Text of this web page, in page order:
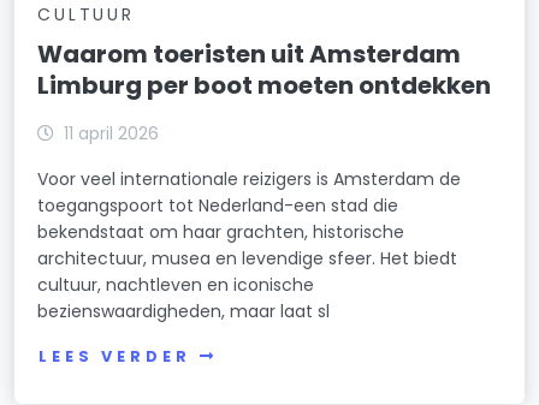
CULTUUR
Waarom toeristen uit Amsterdam
Limburg per boot moeten ontdekken
11 april 2026
Voor veel internationale reizigers is Amsterdam de
toegangspoort tot Nederland-een stad die
bekendstaat om haar grachten, historische
architectuur, musea en levendige sfeer. Het biedt
cultuur, nachtleven en iconische
bezienswaardigheden, maar laat sl
LEES VERDER